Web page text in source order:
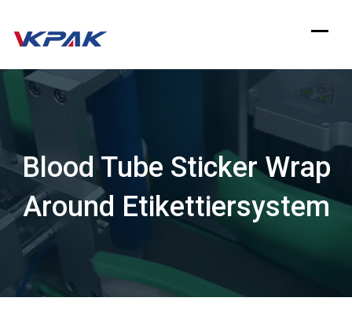
Blood Tube Sticker Wrap
Around Etikettiersystem